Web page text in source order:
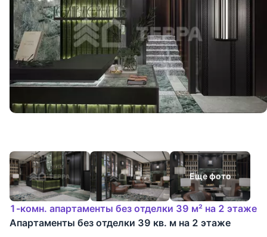
Еще фото
1-комн. апартаменты без отделки 39 м² на 2 этаже
Апартаменты без отделки 39 кв. м на 2 этаже